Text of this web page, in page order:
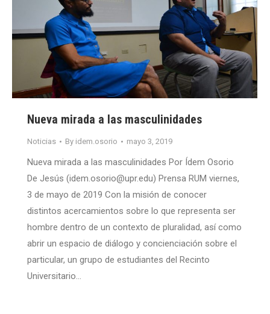
Nueva mirada a las masculinidades
Noticias By idem.osorio mayo 3, 2019
Nueva mirada a las masculinidades Por Ídem Osorio
De Jesús (idem.osorio@upr.edu) Prensa RUM viernes,
3 de mayo de 2019 Con la misión de conocer
distintos acercamientos sobre lo que representa ser
hombre dentro de un contexto de pluralidad, así como
abrir un espacio de diálogo y concienciación sobre el
particular, un grupo de estudiantes del Recinto
Universitario…